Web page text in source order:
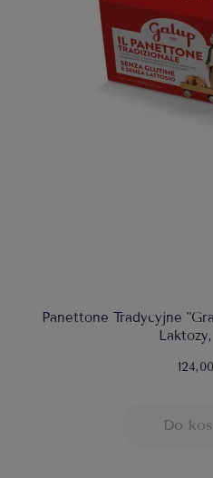
Panettone Tradycyjne
Do